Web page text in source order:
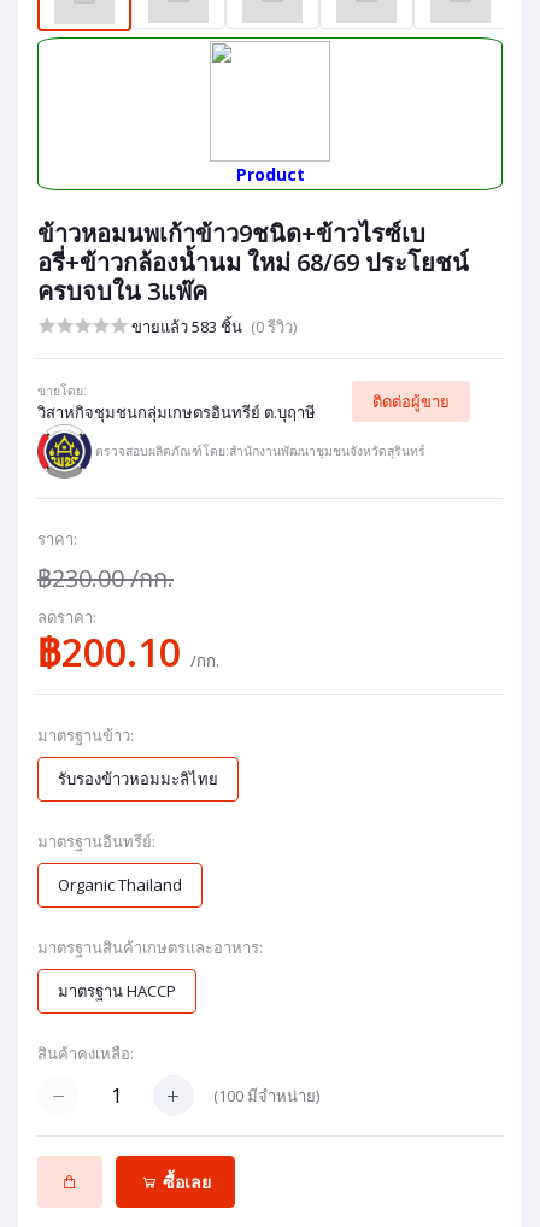
Product
ข้าวหอมนพเก้าข้าว9ชนิด+ข้าวไรซ์เบ
อรี่+ข้าวกล้องน้ำนม ใหม่ 68/69 ประโยชน์
ครบจบใน 3แพ๊ค
ขายแล้ว 583 ชิ้น (0 รีวิว)
ขายโดย:
วิสาหกิจชุมชนกลุ่มเกษตรอินทรีย์ ต.บุฤาษี
ติดต่อผู้ขาย
ตรวจสอบผลิตภัณฑ์โดย:สำนักงานพัฒนาชุมชนจังหวัดสุรินทร์
ราคา:
฿230.00/กก.
ลดราคา:
฿200.10 /กก.
มาตรฐานข้าว:
รับรองข้าวหอมมะลิไทย
มาตรฐานอินทรีย์:
Organic Thailand
มาตรฐานสินค้าเกษตรและอาหาร:
มาตรฐาน HACCP
สินค้าคงเหลือ:
(100มีจำหน่าย)
ซื้อเลย